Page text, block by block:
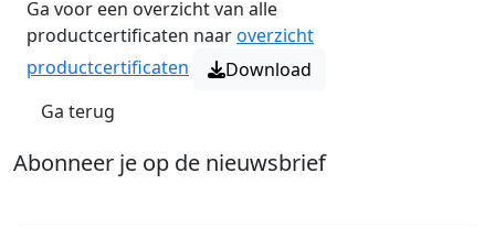
Ga voor een overzicht van alle
productcertificaten naaroverzicht
productcertificaten
Download
Ga terug
Abonneer je op de nieuwsbrief